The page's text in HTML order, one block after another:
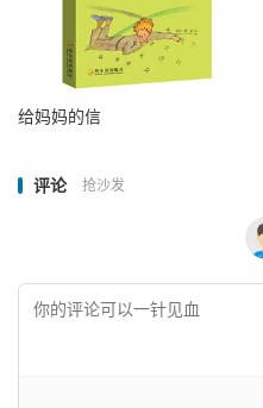
给妈妈的信
评论 抢沙发